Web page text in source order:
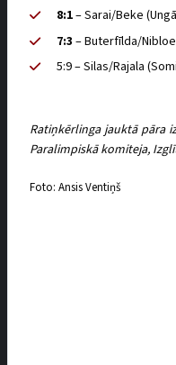
8:1– Sarai/Beke
7:3 – Buterfīlda/
5:9 – Silas/Rajala
Ratiņkērlinga jauktā pāra
Paralimpiskā komiteja,
Foto: Ansis Ventiņš